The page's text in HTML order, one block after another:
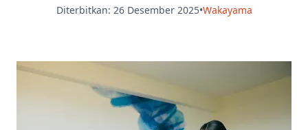
Diterbitkan: 26 Desember 2025•Wakayama